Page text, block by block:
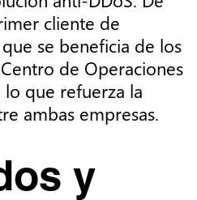
cliente de
se beneficia de los
de Operaciones
lo que refuerza la
ambas empresas.
y